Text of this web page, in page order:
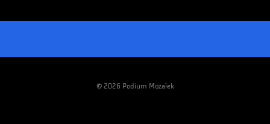
© 2026 Podium Mozaïek